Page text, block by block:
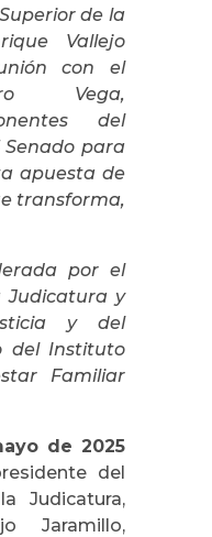
de la
Vallejo
con el
Vega,
del
Senado para
apuesta de
transforma,
por el
Judicatura y
y del
del Instituto
Familiar
de 2025
del
Judicatura,
Jaramillo,